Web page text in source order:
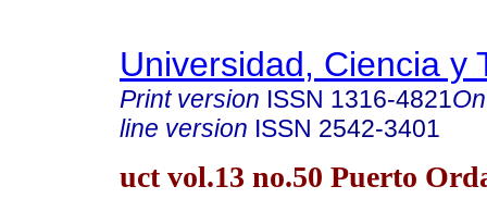
Universidad, Ciencia y
Print version ISSN 1316-4821
line version ISSN 2542-3401
uct vol.13 no.50 Puerto